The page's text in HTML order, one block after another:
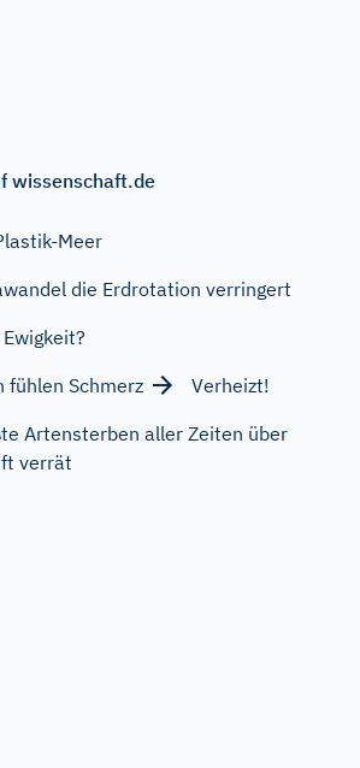
wissenschaft.de
Meer
die Erdrotation verringert
fühlen Schmerz
Verheizt!
Artensterben aller Zeiten über
verrät